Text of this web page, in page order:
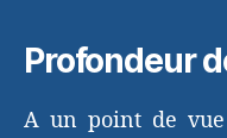
Profondeur
A un point de